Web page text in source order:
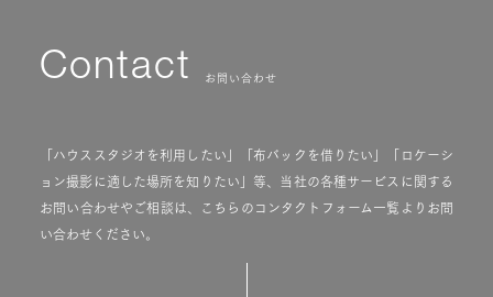
Contact お問い合わせ
「ハウススタジオを利用したい」「布バックを借りたい」「ロケーシ
ョン撮影に適した場所を知りたい」等、当社の各種サービスに関する
お問い合わせやご相談は、こちらのコンタクトフォーム一覧よりお問
い合わせください。